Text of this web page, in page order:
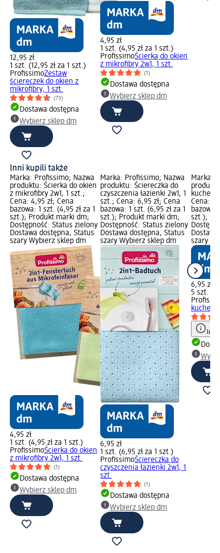
12,95 zł
1 szt. (12,95 zł za 1 szt.)
ProfissimoZestaw
ściereczek do okien z
mikrofibry, 1 szt.
(73)
Dostawa dostępna
Wybierz sklep dm
4,95 zł
1 szt. (4,95 zł za 1 szt.)
ProfissimoŚcierka do okien
z mikrofibry 2w1, 1 szt.
(1)
Dostawa dostępna
Wybierz sklep dm
Inni kupili także
Marka: Profissimo; Nazwa
produktu: Ścierka do okien
z mikrofibry 2w1, 1 szt.;
Cena: 4,95 zł; Cena
bazowa: 1 szt. (4,95 zł za 1
szt.); Produkt marki dm;
Dostępność: Status zielony
Dostawa dostępna, Status
szary Wybierz sklep dm
4,95 zł
1 szt. (4,95 zł za 1 szt.)
ProfissimoŚcierka do okien
z mikrofibry 2w1, 1 szt.
(1)
Dostawa dostępna
Wybierz sklep dm
Marka: Profissimo; Nazwa
produktu: Ściereczka do
czyszczenia łazienki 2w1, 1
szt.; Cena: 6,95 zł; Cena
bazowa: 1 szt. (6,95 zł za 1
szt.); Produkt marki dm;
Dostępność: Status zielony
Dostawa dostępna, Status
szary Wybierz sklep dm
6,95 zł
1 szt. (6,95 zł za 1 szt.)
ProfissimoŚciereczka do
czyszczenia łazienki 2w1, 1
szt.
(1)
Dostawa dostępna
Wybierz sklep dm
Marka:
Cena:
bazowa:
szt.);
szary
6,95 zł
5 szt.